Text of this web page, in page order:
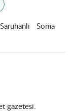
Saruhanlı
Soma
gazetesi.